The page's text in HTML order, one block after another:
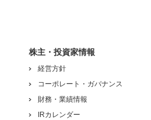
株主・投資家情報
経営方針
コーポレート・ガバナンス
財務・業績情報
IRカレンダー